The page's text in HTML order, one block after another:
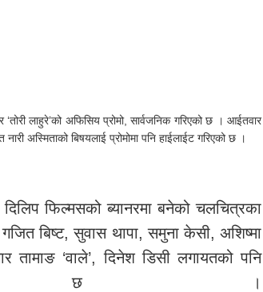
लाहुरे’को अफिसिय प्रोमो, सार्वजनिक गरिएको छ । आईतवार
अस्मिताको बिषयलाई प्रोमोमा पनि हाईलाईट गरिएको छ ।
दिलिप फिल्मसको ब्यानरमा बनेको चलचित्रका
बिष्ट, सुवास थापा, समुना केसी, अशिष्मा
‘वाले’, दिनेश डिसी लगायतको पनि
छ ।